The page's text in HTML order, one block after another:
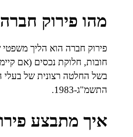
מהו פירוק
פירוק חברה הוא הליך משפטי
חובות, חלוקת נכסים (אם
בשל החלטה רצונית של בעלי
התשמ"ג-1983.
איך מתבצע